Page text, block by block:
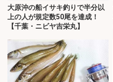
大原沖の船イサキ釣りで半分以
上の人が規定数50尾を達成！
【千葉・ニビヤ吉栄丸】